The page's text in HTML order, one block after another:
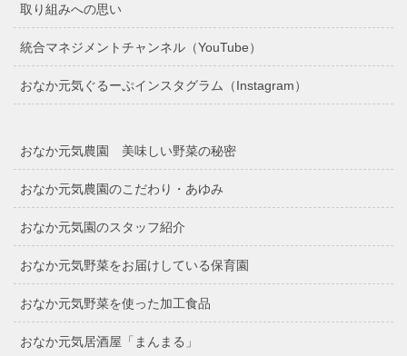
取り組みへの思い
統合マネジメントチャンネル（YouTube）
おなか元気ぐるーぷインスタグラム（Instagram）
おなか元気農園 美味しい野菜の秘密
おなか元気農園のこだわり・あゆみ
おなか元気園のスタッフ紹介
おなか元気野菜をお届けしている保育園
おなか元気野菜を使った加工食品
おなか元気居酒屋「まんまる」